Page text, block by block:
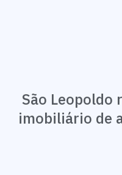
São Leopoldo
imobiliário de